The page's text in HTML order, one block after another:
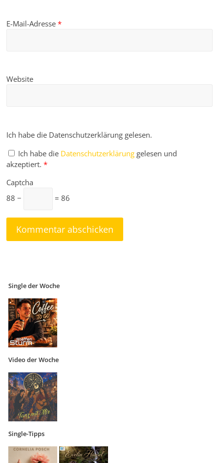
E-Mail-Adresse*
Website
Ich habe die Datenschutzerklärung gelesen.
Ich habe die Datenschutzerklärung gelesen und
akzeptiert. *
Captcha
88 −
= 86
Single der Woche
Video der Woche
Single-Tipps